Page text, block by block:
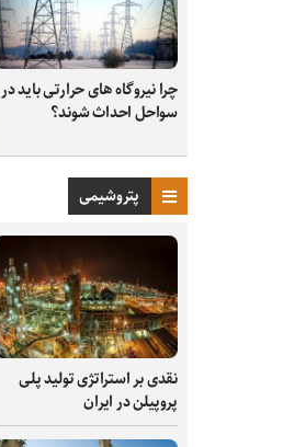
چرا نیروگاه‌ های حرارتی باید در
سواحل احداث شوند؟
پتروشیمی
نقدی بر استراتژی تولید پلی
پروپیلن در ایران